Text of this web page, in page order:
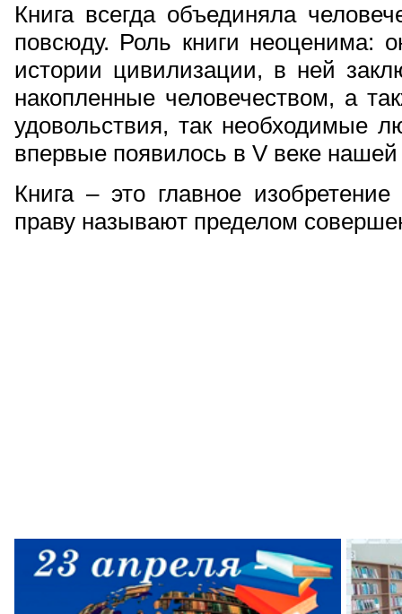
Книга всегда объединяла
повсюду. Роль книги неоценима:
истории цивилизации, в ней
накопленные человечеством, а
удовольствия, так необходимые
впервые появилось в V веке
Книга – это главное
праву называют пределом